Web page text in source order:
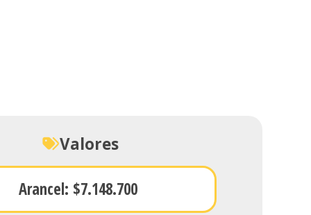
Valores
Arancel: $7.148.700